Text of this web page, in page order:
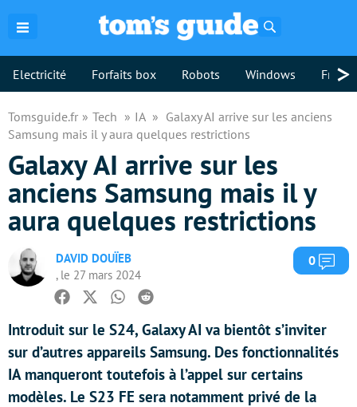
Electricité Forfaits box Robots Windows >
Tomsguide.fr Tech IA
Galaxy AI arrive sur les anciens
Samsung mais il y aura quelques restrictions
Galaxy AI arrive sur les
anciens Samsung mais il y
aura quelques restrictions
DAVID DOUÏEB
, le 27 mars 2024
0
Facebook
TwitterWhatsapp
Reddit
Introduit sur le S24, Galaxy AI va bientôt s’inviter
sur d’autres appareils Samsung. Des fonctionnalités
IA manqueront toutefois à l’appel sur certains
modèles. Le S23 FE sera notamment privé de la